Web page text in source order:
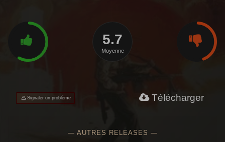
5.7
Moyenne
Signaler un problème Télécharger
— AUTRES RELEASES —